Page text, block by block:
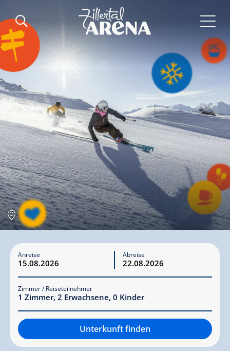
Anreise Abreise
Zimmer / Reiseteilnehmer
1 Zimmer, 2 Erwachsene, 0 Kinder
Unterkunft finden